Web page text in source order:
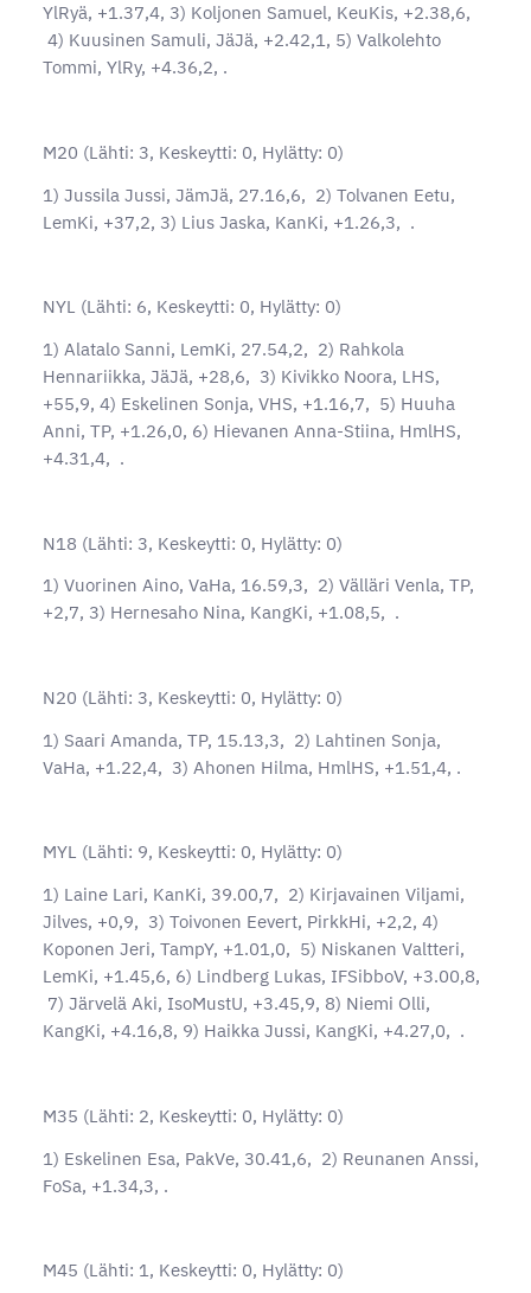
YlRyä, +1.37,4, 3) Koljonen Samuel, KeuKis, +2.38,6,
4) Kuusinen Samuli, JäJä, +2.42,1, 5) Valkolehto
Tommi, YlRy, +4.36,2, .
M20 (Lähti: 3, Keskeytti: 0, Hylätty: 0)
1) Jussila Jussi, JämJä, 27.16,6, 2) Tolvanen Eetu,
LemKi, +37,2, 3) Lius Jaska, KanKi, +1.26,3, .
NYL (Lähti: 6, Keskeytti: 0, Hylätty: 0)
1) Alatalo Sanni, LemKi, 27.54,2, 2) Rahkola
Hennariikka, JäJä, +28,6, 3) Kivikko Noora, LHS,
+55,9, 4) Eskelinen Sonja, VHS, +1.16,7, 5) Huuha
Anni, TP, +1.26,0, 6) Hievanen Anna-Stiina, HmlHS,
+4.31,4, .
N18 (Lähti: 3, Keskeytti: 0, Hylätty: 0)
1) Vuorinen Aino, VaHa, 16.59,3, 2) Välläri Venla, TP,
+2,7, 3) Hernesaho Nina, KangKi, +1.08,5, .
N20 (Lähti: 3, Keskeytti: 0, Hylätty: 0)
1) Saari Amanda, TP, 15.13,3, 2) Lahtinen Sonja,
VaHa, +1.22,4, 3) Ahonen Hilma, HmlHS, +1.51,4, .
MYL (Lähti: 9, Keskeytti: 0, Hylätty: 0)
1) Laine Lari, KanKi, 39.00,7, 2) Kirjavainen Viljami,
Jilves, +0,9, 3) Toivonen Eevert, PirkkHi, +2,2, 4)
Koponen Jeri, TampY, +1.01,0, 5) Niskanen Valtteri,
LemKi, +1.45,6, 6) Lindberg Lukas, IFSibboV, +3.00,8,
7) Järvelä Aki, IsoMustU, +3.45,9, 8) Niemi Olli,
KangKi, +4.16,8, 9) Haikka Jussi, KangKi, +4.27,0, .
M35 (Lähti: 2, Keskeytti: 0, Hylätty: 0)
1) Eskelinen Esa, PakVe, 30.41,6, 2) Reunanen Anssi,
FoSa, +1.34,3, .
M45 (Lähti: 1, Keskeytti: 0, Hylätty: 0)